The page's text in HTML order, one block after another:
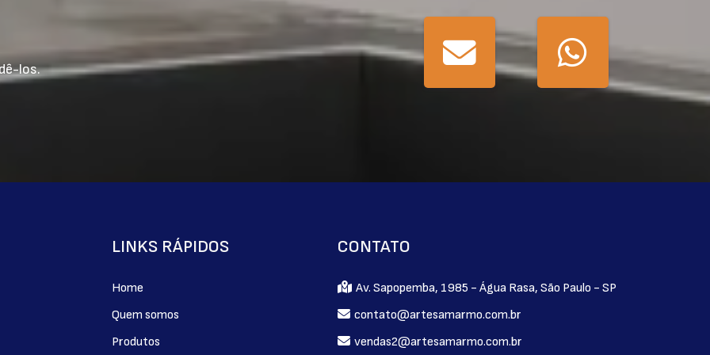
e abrasão, sendo ideal para uso intenso em
abrasivos ou ácidos que podem danificar o
maior uniformidade, enquanto o granito é uma
los.
LINKS RÁPIDOS
Home
Quem somos
Produtos
CONTATO
Av. Sapopemba, 1985 - Água Rasa, São Paulo - SP
contato@artesamarmo.com.br
vendas2@artesamarmo.com.br